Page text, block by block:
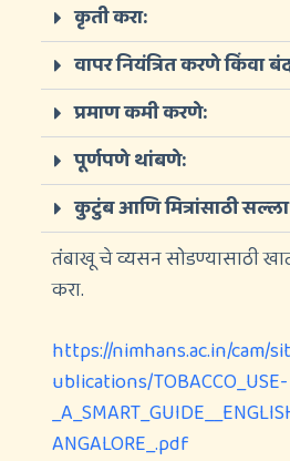
कृती करा:
वापर नियंत्रित करणे किंवा
प्रमाण कमी करणे:
पूर्णपणे थांबणे:
कुटुंब आणि मित्रांसाठी सल्ला
तंबाखू चे व्यसन सोडण्यासाठी
करा.
https://nimhans.ac.in/cam/
ublications/TOBACCO_USE-
ANGALORE_.pdf